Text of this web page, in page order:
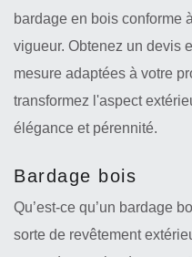
bardage en bois conforme
vigueur. Obtenez un devis
mesure adaptées à votre
transformez l'aspect
élégance et pérennité.
Bardage bois
Qu’est-ce qu’un bardage
sorte de revêtement